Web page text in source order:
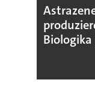
Biologika